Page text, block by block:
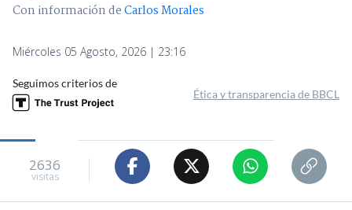
Con información deCarlos Morales
Miércoles 05 Agosto, 2026 | 23:16
Seguimos criterios de
Ética y transparencia de BBCL
2636
visitas